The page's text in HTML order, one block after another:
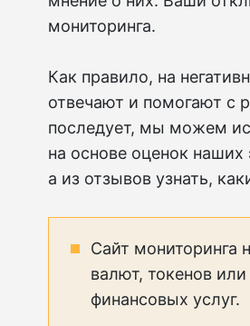
мониторинга.
Как правило, на
отвечают и помогают с
последует, мы можем
на основе оценок
а из отзывов узнать,
Сайт мониторинга
валют, токенов
финансовых услуг.